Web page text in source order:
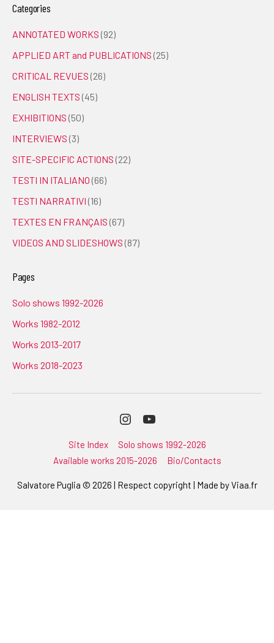
Categories
ANNOTATED WORKS (92)
APPLIED ART and PUBLICATIONS (25)
CRITICAL REVUES (26)
ENGLISH TEXTS (45)
EXHIBITIONS (50)
INTERVIEWS (3)
SITE-SPECIFIC ACTIONS (22)
TESTI IN ITALIANO (66)
TESTI NARRATIVI (16)
TEXTES EN FRANÇAIS (67)
VIDEOS AND SLIDESHOWS (87)
Pages
Solo shows 1992-2026
Works 1982-2012
Works 2013-2017
Works 2018-2023
Salvatore Puglia © 2026 | Respect copyright | Made byViaa.fr
Site Index
Solo shows 1992-2026
Available works 2015-2026
Bio/Contacts
InstagramYoutube